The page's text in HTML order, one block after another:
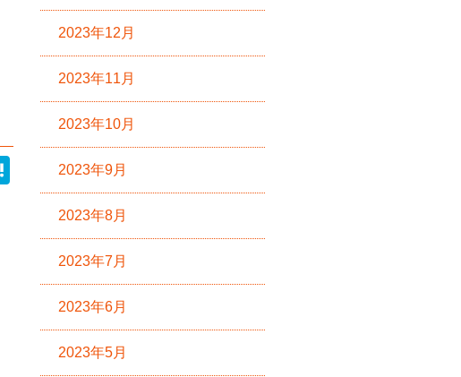
2023年12月
2023年11月
2023年10月
2023年9月
2023年8月
2023年7月
2023年6月
2023年5月